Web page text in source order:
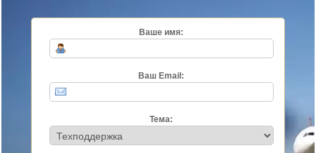
Ваше имя:
Ваш Email:
Тема: